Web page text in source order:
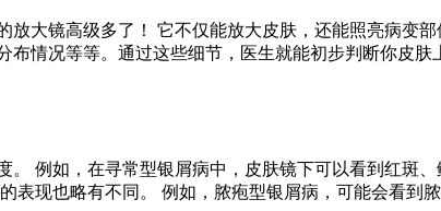
大镜高级多了！ 它不仅能放大皮肤，还能照亮病变
情况等等。通过这些细节，医生就能初步判断你皮
例如，在寻常型银屑病中，皮肤镜下可以看到红斑
表现也略有不同。 例如，脓疱型银屑病，可能会看到